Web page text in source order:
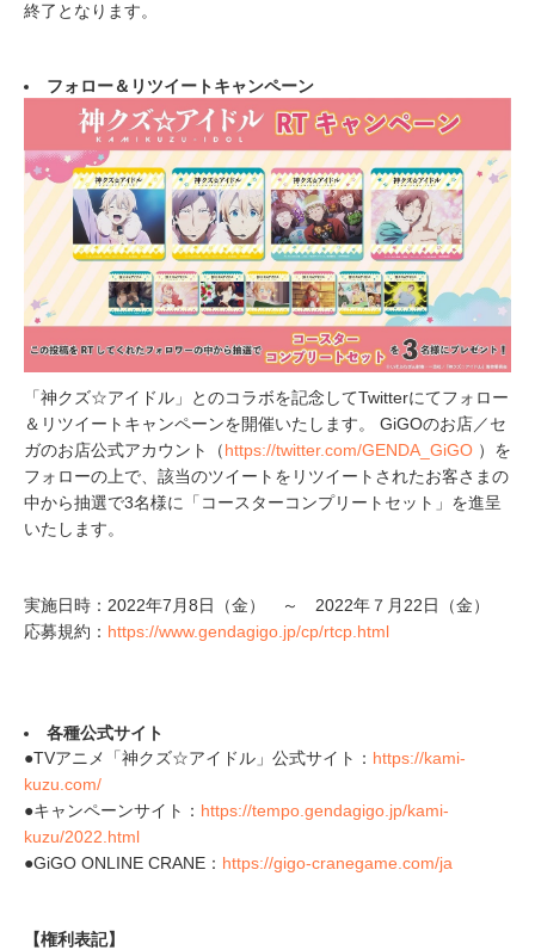
終了となります。
フォロー＆リツイートキャンペーン
「神クズ☆アイドル」とのコラボを記念してTwitterにてフォロー
＆リツイートキャンペーンを開催いたします。 GiGOのお店／セ
ガのお店公式アカウント（https://twitter.com/GENDA_GiGO ）を
フォローの上で、該当のツイートをリツイートされたお客さまの
中から抽選で3名様に「コースターコンプリートセット」を進呈
いたします。
実施日時：2022年7月8日（金） ～ 2022年７月22日（金）
応募規約： https://www.gendagigo.jp/cp/rtcp.html
各種公式サイト
●TVアニメ「神クズ☆アイドル」公式サイト： https://kami-
kuzu.com/
●キャンペーンサイト： https://tempo.gendagigo.jp/kami-
kuzu/2022.html
●GiGO ONLINE CRANE： https://gigo-cranegame.com/ja
【権利表記】